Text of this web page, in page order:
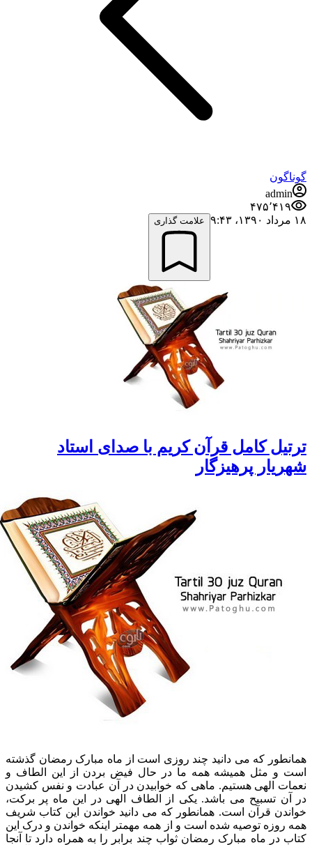
admin
۴۷۵٬۴۱۹
۱۳۹۰،‏ ۹:۴۳
علامت گذاری
کامل قرآن کریم با صدای استاد
پرهیزگار
که می دانید چند روزی است از ماه مبارک رمضان گذشته
و مثل همیشه همه ما در حال فیض بردن از این الطاف و
الهی هستیم. ماهی که خوابیدن در آن عبادت و نفس کشیدن
آن تسبیح می باشد. یکی از الطاف الهی در این ماه پر برکت،
قرآن است. همانطور که می دانید خواندن این کتاب شریف
روزه توصیه شده است و از همه مهمتر اینکه خواندن و درک این
در ماه مبارک رمضان ثواب چند برابر را به همراه دارد تا آنجا